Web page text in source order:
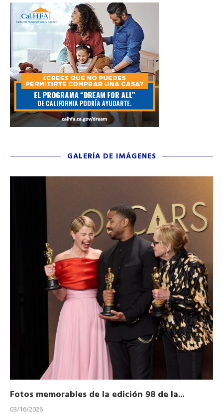
GALERÍA DE IMÁGENES
Fotos memorables de la edición 98 de la...
03/16/2026